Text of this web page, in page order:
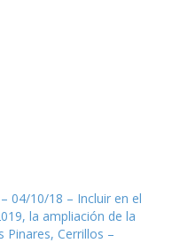
04/10/18 – Incluir en el
la ampliación de la
Pinares, Cerrillos –